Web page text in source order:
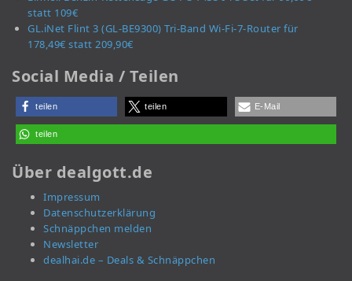
statt 109€
GL.iNet Flint 3 (GL-BE9300) Tri-Band Wi-Fi-7-Router für
178,49€ statt 209,90€
Social Media / Teilen
teilen teilen E-Mail
teilen
Über dealgott.de
Impressum
Datenschutzerklärung
Schnäppchen melden
Newsletter
dealhai.de – Deals & Schnäppchen